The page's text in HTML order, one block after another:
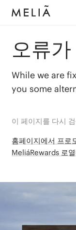
오류
While we are
you some
이 페이지를 다시
홈페이지에서 프로
MeliáRewards 로